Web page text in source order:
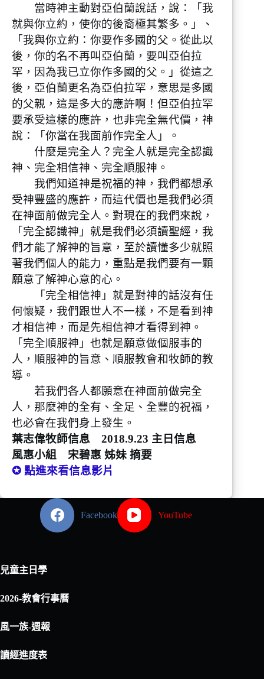
當時神主動對亞伯蘭說話，說：「我
就與你立約，使你的後裔極其繁多。」、
「我與你立約：你要作多國的父。從此以
後，你的名不再叫亞伯蘭，要叫亞伯拉
罕，因為我已立你作多國的父。」從這之
後，亞伯蘭更名為亞伯拉罕，意思是多國
的父親，這是多大的應許啊！但亞伯拉罕
要承受這樣的應許，也非完全無代價，神
說：「你當在我面前作完全人」。
什麼是完全人？完全人就是完全認識
神、完全相信神、完全順服神。
我們知道神是祝福的神，我們都想承
受神豐盛的應許，而這代價也是我們必須
在神面前做完全人。對現在的我們來說，
「完全認識神」就是我們必須讀聖經，我
們才能了解神的旨意，至於讀懂多少就照
著我們個人的能力，重點是我們要有一顆
願意了解神心意的心。
「完全相信神」就是對神的話沒有任
何懷疑，我們跟世人不一樣，不是看到神
才相信神，而是先相信神才看得到神。
「完全順服神」也就是願意做個服事的
人，順服神的旨意、順服教會和牧師的教
導。
若我們各人都願意在神面前做完全
人，那麼神的全有、全足、全豐的祝福，
也必會在我們身上發生。
葉志偉牧師信息 2018.9.23 主日信息
風惠小組 宋碧惠 姊妹 摘要
✪ 點進來看信息影片
Facebook YouTube
兒童主日學
2026-教會行事曆
風一族-週報
讀經進度表